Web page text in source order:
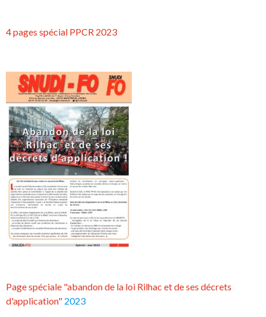
4 pages spécial PPCR 2023
Page spéciale "abandon de la loi Rilhac et de ses décrets
d'application" 2023